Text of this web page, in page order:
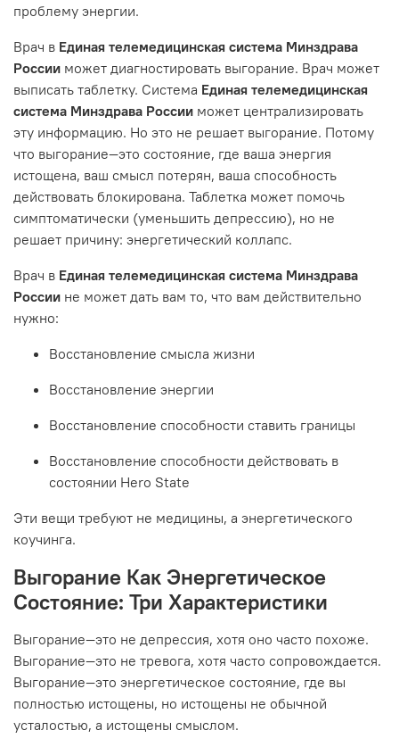
проблему энергии.
Врач в Единая телемедицинская система Минздрава
России может диагностировать выгорание. Врач может
выписать таблетку. Система Единая телемедицинская
система Минздрава России может централизировать
эту информацию. Но это не решает выгорание. Потому
что выгорание—это состояние, где ваша энергия
истощена, ваш смысл потерян, ваша способность
действовать блокирована. Таблетка может помочь
симптоматически (уменьшить депрессию), но не
решает причину: энергетический коллапс.
Врач в Единая телемедицинская система Минздрава
России не может дать вам то, что вам действительно
нужно:
Восстановление смысла жизни
Восстановление энергии
Восстановление способности ставить границы
Восстановление способности действовать в
состоянии Hero State
Эти вещи требуют не медицины, а энергетического
коучинга.
Выгорание Как Энергетическое
Состояние: Три Характеристики
Выгорание—это не депрессия, хотя оно часто похоже.
Выгорание—это не тревога, хотя часто сопровождается.
Выгорание—это энергетическое состояние, где вы
полностью истощены, но истощены не обычной
усталостью, а истощены смыслом.